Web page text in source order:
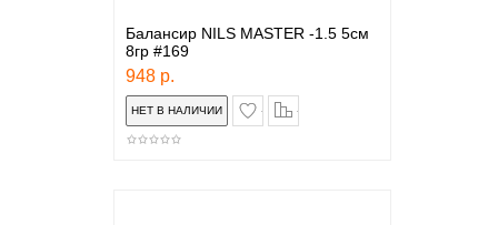
Балансир NILS MASTER -1.5 5см
8гр #169
948 р.
в закладки